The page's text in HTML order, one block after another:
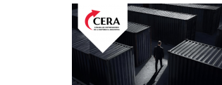
nuevo
acuerdo
Argentina–
EE.UU.